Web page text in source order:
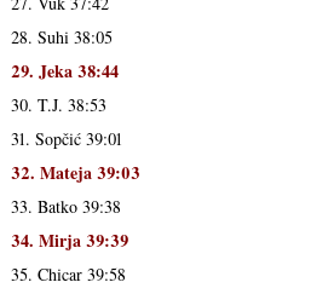
28. Suhi 38:05
29. Jeka 38:44
30. T.J. 38:53
31. Sopčić 39:01
32. Mateja 39:03
33. Batko 39:38
34. Mirja 39:39
35. Chicar 39:58